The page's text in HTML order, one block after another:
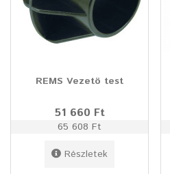
REMS Vezetö test
51 660 Ft
65 608 Ft
Részletek